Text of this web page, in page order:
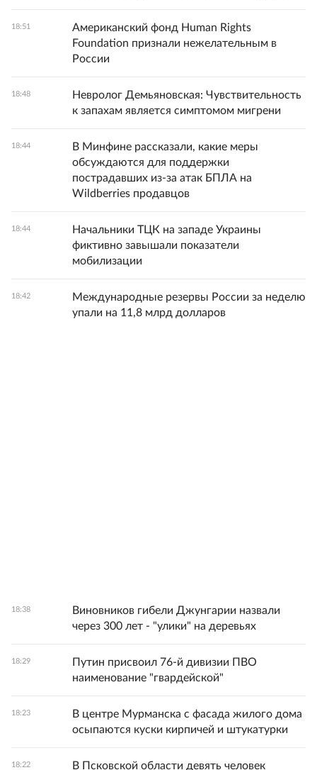
18:51
Американский фонд Human Rights
Foundation признали нежелательным в
России
18:48
Невролог Демьяновская: Чувствительность
к запахам является симптомом мигрени
18:44
В Минфине рассказали, какие меры
обсуждаются для поддержки
пострадавших из-за атак БПЛА на
Wildberries продавцов
18:44
Начальники ТЦК на западе Украины
фиктивно завышали показатели
мобилизации
18:42
Международные резервы России за неделю
упали на 11,8 млрд долларов
18:38
Виновников гибели Джунгарии назвали
через 300 лет - "улики" на деревьях
18:29
Путин присвоил 76-й дивизии ПВО
наименование "гвардейской"
18:23
В центре Мурманска с фасада жилого дома
осыпаются куски кирпичей и штукатурки
18:22
В Псковской области девять человек